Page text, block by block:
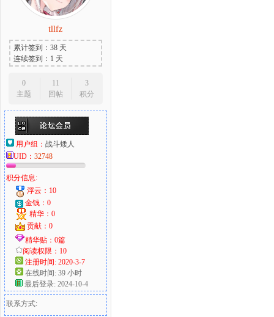
tllfz
累计签到：38 天
连续签到：1 天
0
主题
11
回帖
3
积分
用户组： 战斗矮人
UID： 32748
积分信息:
浮云：10
金钱：0
精华：0
贡献：0
精华贴：0篇
阅读权限：10
注册时间: 2020-3-7
在线时间: 39 小时
最后登录: 2024-10-4
联系方式: